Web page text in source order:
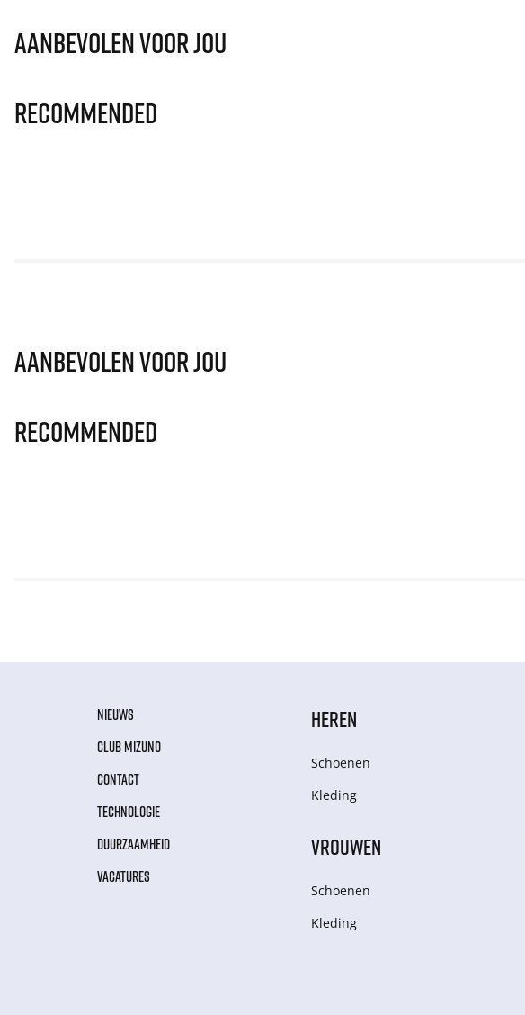
Aanbevolen voor jou
Recommended
Aanbevolen voor jou
Recommended
NIEUWS
CLUB MIZUNO
CONTACT
TECHNOLOGIE
DUURZAAMHEID
VACATURES
HEREN
Schoenen
Kleding
VROUWEN
Schoenen
Kleding